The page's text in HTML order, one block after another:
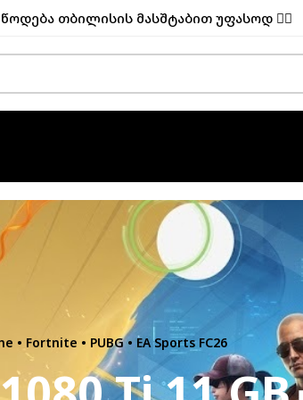
თბილისის მასშტაბით უფასოდ ✌🏼
Fortnite • PUBG • EA Sports FC26